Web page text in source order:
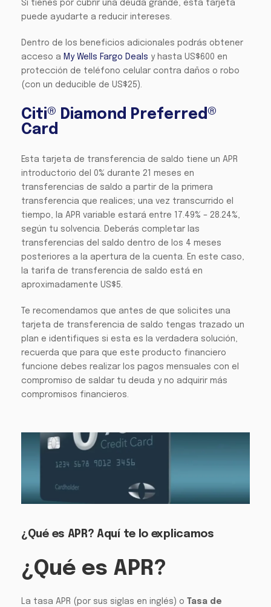
Si tienes por cubrir una deuda grande, esta tarjeta
puede ayudarte a reducir intereses.
Dentro de los beneficios adicionales podrás obtener
acceso a My Wells Fargo Deals y hasta US$600 en
protección de teléfono celular contra daños o robo
(con un deducible de US$25).
Citi® Diamond Preferred®
Card
Esta tarjeta de transferencia de saldo tiene un APR
introductorio del 0% durante 21 meses en
transferencias de saldo a partir de la primera
transferencia que realices; una vez transcurrido el
tiempo, la APR variable estará entre 17.49% – 28.24%,
según tu solvencia. Deberás completar las
transferencias del saldo dentro de los 4 meses
posteriores a la apertura de la cuenta. En este caso,
la tarifa de transferencia de saldo está en
aproximadamente US$5.
Te recomendamos que antes de que solicites una
tarjeta de transferencia de saldo tengas trazado un
plan e identifiques si esta es la verdadera solución,
recuerda que para que este producto financiero
funcione debes realizar los pagos mensuales con el
compromiso de saldar tu deuda y no adquirir más
compromisos financieros.
¿Qué es APR? Aquí te lo explicamos
¿Qué es APR?
La tasa APR (por sus siglas en inglés) o
Tasa de